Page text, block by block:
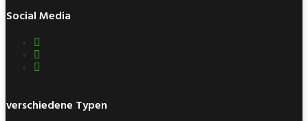
Social Media
verschiedene Typen